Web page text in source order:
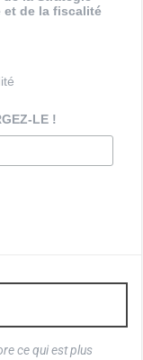
et de la fiscalité
LE !
ce qui est plus